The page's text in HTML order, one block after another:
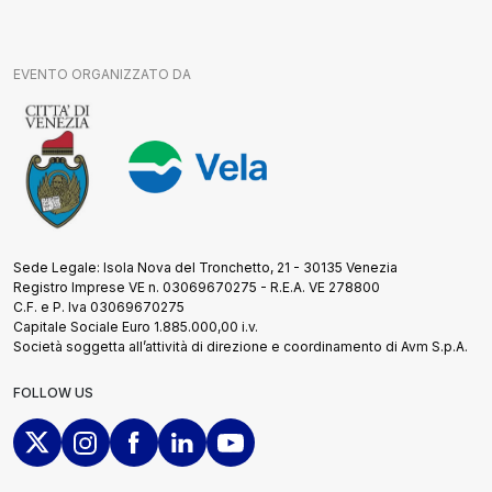
EVENTO ORGANIZZATO DA
Sede Legale: Isola Nova del Tronchetto, 21 - 30135 Venezia
Registro Imprese VE n. 03069670275 - R.E.A. VE 278800
C.F. e P. Iva 03069670275
Capitale Sociale Euro 1.885.000,00 i.v.
Società soggetta all’attività di direzione e coordinamento di Avm S.p.A.
FOLLOW US